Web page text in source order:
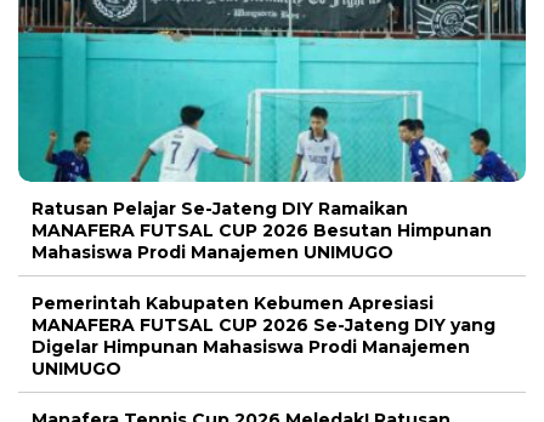
Ratusan Pelajar Se-Jateng DIY Ramaikan
MANAFERA FUTSAL CUP 2026 Besutan Himpunan
Mahasiswa Prodi Manajemen UNIMUGO
Pemerintah Kabupaten Kebumen Apresiasi
MANAFERA FUTSAL CUP 2026 Se-Jateng DIY yang
Digelar Himpunan Mahasiswa Prodi Manajemen
UNIMUGO